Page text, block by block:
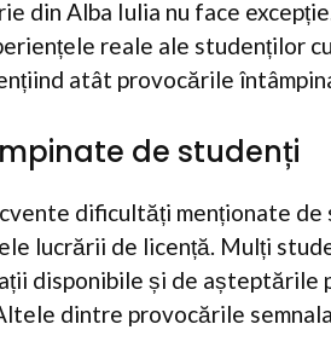
din Alba Iulia nu face
reale ale studenților
atât provocările
de studenți
dificultăți menționate
lucrării de licență. Mulți
disponibile și de așteptările
dintre provocările